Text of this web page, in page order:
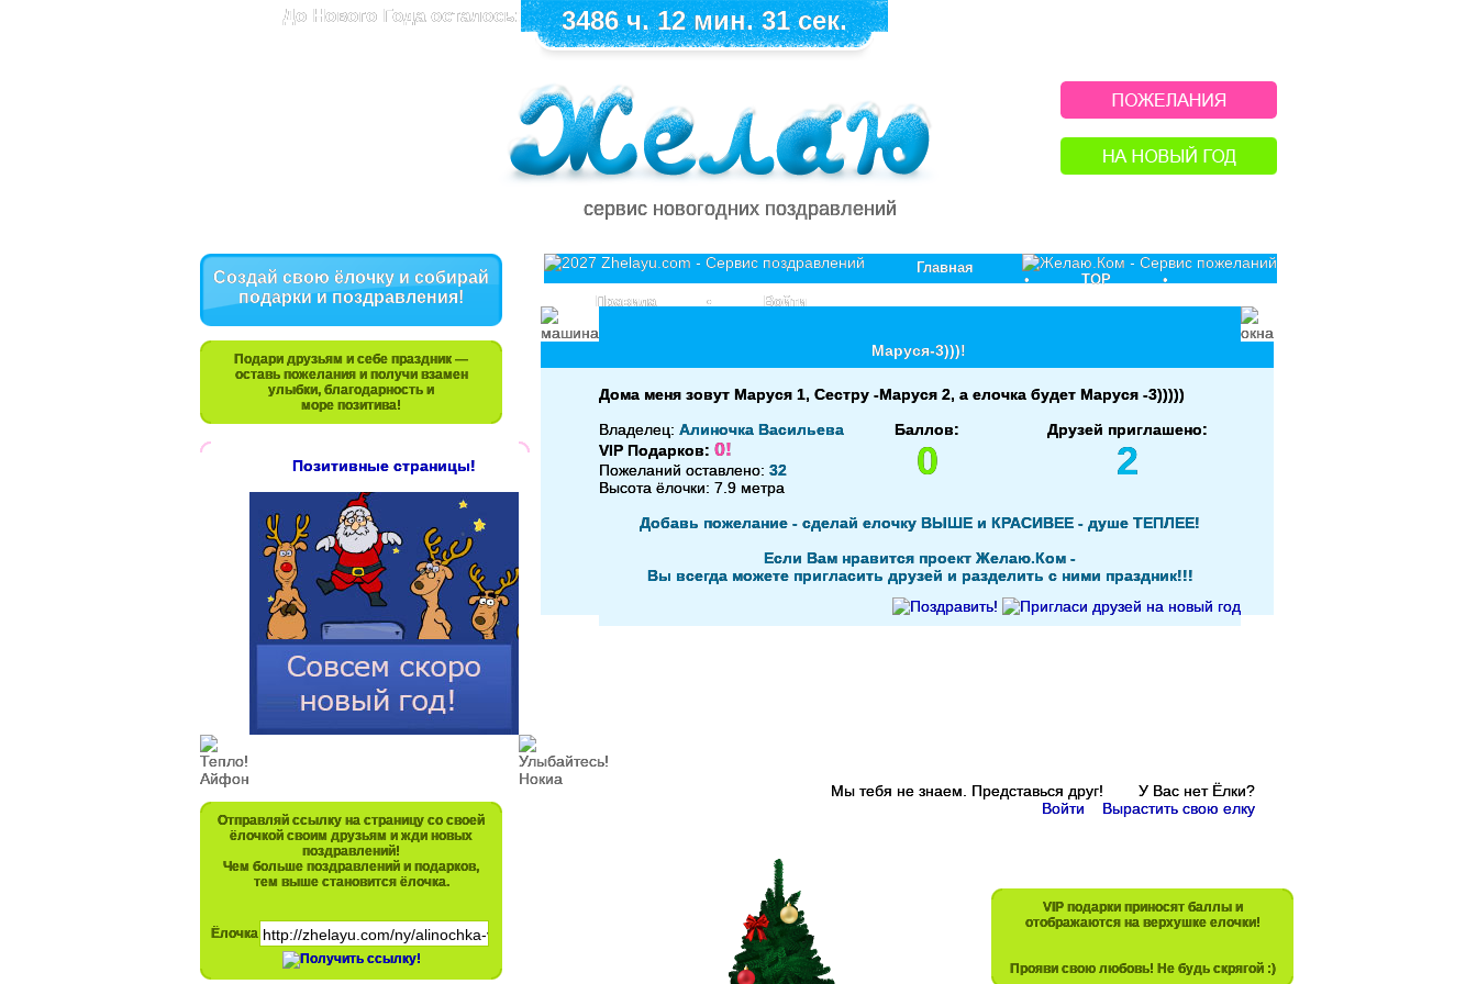
До Нового Года осталось: 3486 ч. 12 мин. 30 сек.
сервис новогодних поздравлений
Создай свою ёлочку и собирай
подарки и поздравления!
Подари друзьям и себе праздник —
оставь пожелания и получи взамен
улыбки, благодарность и
море позитива!
Позитивные страницы!
Отправляй ссылку на страницу со своей
ёлочкой своим друзьям и жди новых
поздравлений!
Чем больше поздравлений и подарков,
тем выше становится ёлочка.
Ёлочка
Главная
• TOP
•
Правила
• Войти
Маруся-3)))!
Дома меня зовут Маруся 1, Сестру -Маруся 2, а елочка будет Маруся -3)))))
Владелец: Алиночка Васильева
VIP Подарков: 0!
Пожеланий оставлено: 32
Высота ёлочки: 7.9 метра
Баллов:
0
Друзей приглашено:
2
Добавь пожелание - сделай елочку ВЫШЕ и КРАСИВЕЕ - душе ТЕПЛЕЕ!
Если Вам нравится проект Желаю.Ком -
Вы всегда можете пригласить друзей и разделить с ними праздник!!!
VIP подарки приносят баллы и
отображаются на верхушке елочки!
Прояви свою любовь! Не будь скрягой :)
Мы тебя не знаем. Представься друг! У Вас нет Ёлки?
Войти
Вырастить свою елку